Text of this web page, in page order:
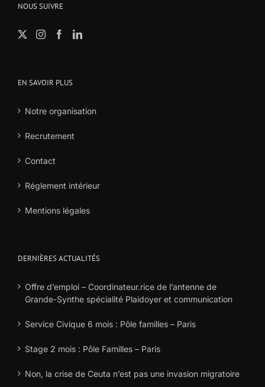
NOUS SUIVRE
EN SAVOIR PLUS
Notre organisation
Recrutement
Contact
Réglement intérieur
Mentions légales
DERNIÈRES ACTUALITÉS
Offre d’emploi – Coordinateur.rice de l’antenne de
Grande-Synthe spécialité Plaidoyer et communication
Service Civique 6 mois : Pôle familles – Paris
Stage 2 mois : Pôle Familles – Paris
Non, la crise de Ceuta n’est pas une invasion migratoire